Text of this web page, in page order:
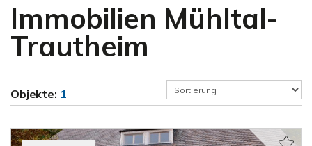
Immobilien Mühltal-
Trautheim
Objekte: 1